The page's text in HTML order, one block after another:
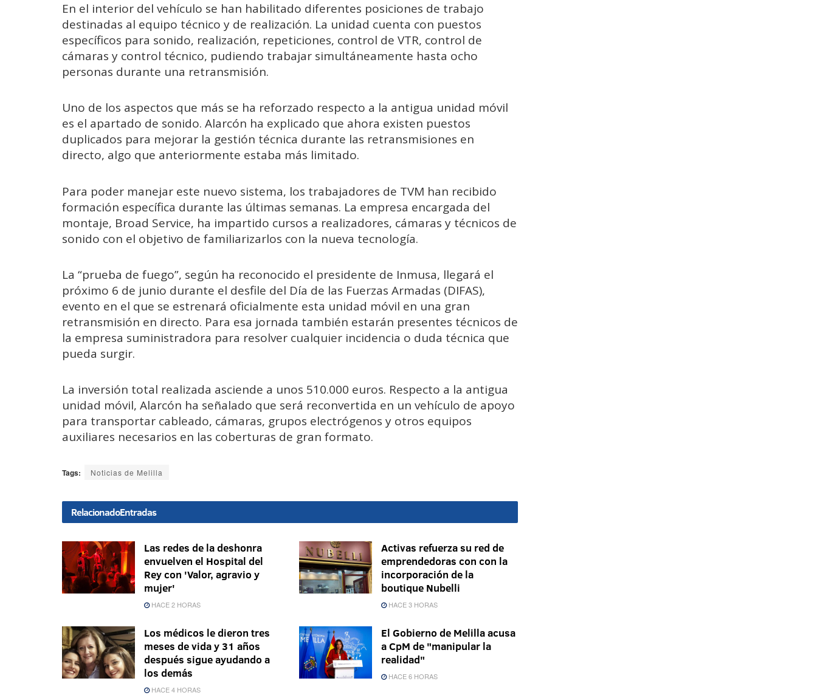
En el interior del vehículo se han habilitado diferentes posiciones de trabajo
destinadas al equipo técnico y de realización. La unidad cuenta con puestos
específicos para sonido, realización, repeticiones, control de VTR, control de
cámaras y control técnico, pudiendo trabajar simultáneamente hasta ocho
personas durante una retransmisión.
Uno de los aspectos que más se ha reforzado respecto a la antigua unidad móvil
es el apartado de sonido. Alarcón ha explicado que ahora existen puestos
duplicados para mejorar la gestión técnica durante las retransmisiones en
directo, algo que anteriormente estaba más limitado.
Para poder manejar este nuevo sistema, los trabajadores de TVM han recibido
formación específica durante las últimas semanas. La empresa encargada del
montaje, Broad Service, ha impartido cursos a realizadores, cámaras y técnicos de
sonido con el objetivo de familiarizarlos con la nueva tecnología.
La “prueba de fuego”, según ha reconocido el presidente de Inmusa, llegará el
próximo 6 de junio durante el desfile del Día de las Fuerzas Armadas (DIFAS),
evento en el que se estrenará oficialmente esta unidad móvil en una gran
retransmisión en directo. Para esa jornada también estarán presentes técnicos de
la empresa suministradora para resolver cualquier incidencia o duda técnica que
pueda surgir.
La inversión total realizada asciende a unos 510.000 euros. Respecto a la antigua
unidad móvil, Alarcón ha señalado que será reconvertida en un vehículo de apoyo
para transportar cableado, cámaras, grupos electrógenos y otros equipos
auxiliares necesarios en las coberturas de gran formato.
Tags: Noticias de Melilla
RelacionadoEntradas
Las redes de la deshonra
envuelven el Hospital del
Rey con 'Valor, agravio y
mujer'
HACE 2 HORAS
Activas refuerza su red de
emprendedoras con con la
incorporación de la
boutique Nubelli
HACE 3 HORAS
Los médicos le dieron tres
meses de vida y 31 años
después sigue ayudando a
los demás
HACE 4 HORAS
El Gobierno de Melilla acusa
a CpM de "manipular la
realidad"
HACE 6 HORAS